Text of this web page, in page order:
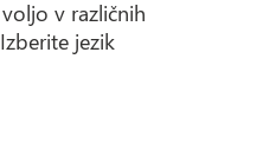
v različnih
jezik